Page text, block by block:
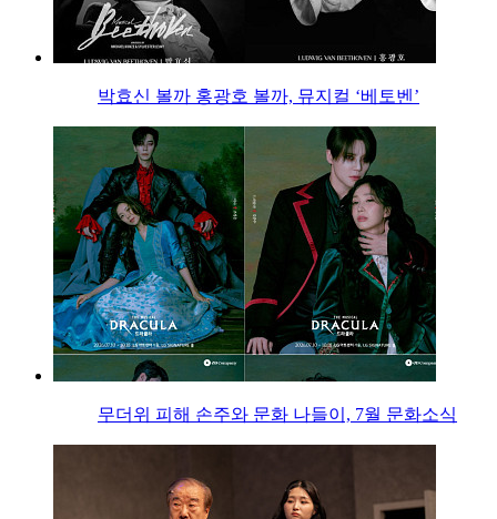
박효신 볼까 홍광호 볼까, 뮤지컬 ‘베토벤’
무더위 피해 손주와 문화 나들이, 7월 문화소식